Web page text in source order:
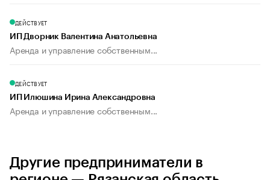
ДЕЙСТВУЕТ
ИП Дворник Валентина Анатольевна
Аренда и управление собственным...
ДЕЙСТВУЕТ
ИП Илюшина Ирина Александровна
Аренда и управление собственным...
Другие предприниматели в